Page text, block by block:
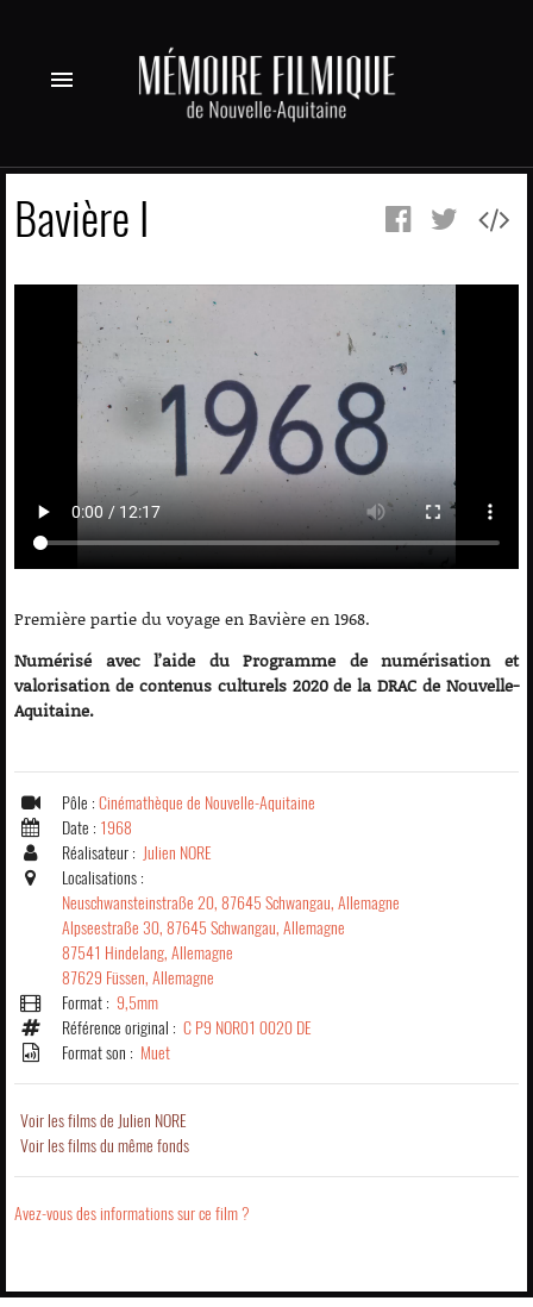
menu
Bavière I
Première partie du voyage en Bavière en 1968.
Numérisé avec l’aide du Programme de numérisation et
valorisation de contenus culturels 2020 de la DRAC de Nouvelle-
Aquitaine.
Pôle : Cinémathèque de Nouvelle-Aquitaine
Date : 1968
Réalisateur : Julien NORE
Localisations :
Neuschwansteinstraße 20, 87645 Schwangau, Allemagne
Alpseestraße 30, 87645 Schwangau, Allemagne
87541 Hindelang, Allemagne
87629 Füssen, Allemagne
Format : 9,5mm
Référence original : C P9 NOR01 0020 DE
Format son : Muet
Voir les films de Julien NORE
Voir les films du même fonds
Avez-vous des informations sur ce film ?